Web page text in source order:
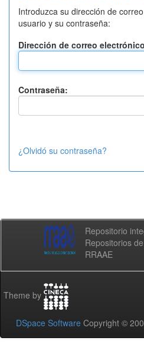
Introduzca su dirección de
usuario y su contraseña:
Dirección de correo
Contraseña:
¿Olvidó su contraseña?
Repositorio
Repositorios
RRAAE
Theme by
DSpace Software Copyright ©